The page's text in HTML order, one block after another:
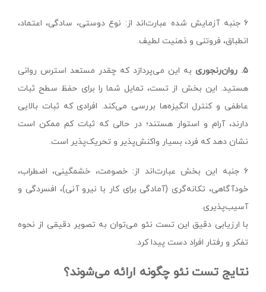
۶ جنبه آزمایش شده عبارت‌اند از: نوع دوستی، سادگی، اعتماد،
انطباق، فروتنی و ذهنیت لطیف.
۵. روان‌رنجوری
به این می‌پردازد که چقدر مستعد استرس روانی
هستید. این بخش از تست، تمایل شما را برای حفظ سطح ثبات
عاطفی و کنترل انگیزه‌ها بررسی می‌کند. افرادی که ثبات بالایی
دارند، آرام و استوار هستند؛ در حالی که ثبات کم ممکن است
نشان دهد که فرد، بسیار واکنش‌پذیر و تحریک‌پذیر است.
۶ جنبه این بخش عبارت‌اند از: خصومت، خشمگینی، اضطراب،
خودآگاهی، تکانه‌گری (آمادگی برای کار با نیرو آنی)، افسردگی و
آسیب‌پذیری.
با ارزیابی دقیق این تست نئو می‌توان به تصویر دقیقی از نحوه
تفکر و رفتار افراد دست پیدا کرد.
نتایج تست نئو چگونه ارائه می‌شوند؟